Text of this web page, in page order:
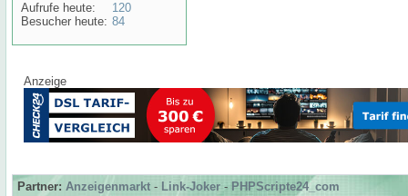
Aufrufe heute:
Besucher heute:
120
84
Anzeige
Partner: Anzeigenmarkt - Link-Joker - PHPScripte24_com